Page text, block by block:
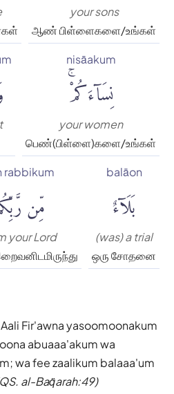
your sons
ஆண் பிள்ளைகளை/உங்கள்
nisāakum
نِسَآءَكُمْۚ
your women
பெண்(பிள்ளை)களை/உங்கள்
balāon
بَلَآءٌ
(was) a trial
ஒரு சோதனை
rabbikum
مِّن
your Lord
Fir'awna yasoomoonakum
abuaaa'akum wa
wa fee zaalikum balaaa'um
al-Baq̈arah:49)